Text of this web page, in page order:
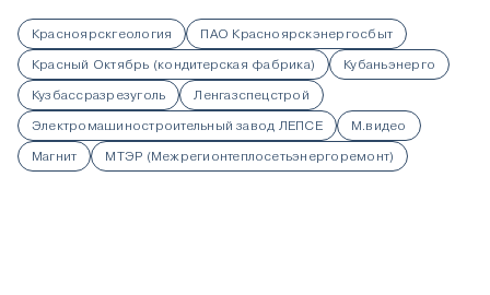
Красноярскгеология
ПАО Красноярскэнергосбыт
Красный Октябрь (кондитерская фабрика)
Кубаньэнерго
Кузбассразрезуголь
Ленгазспецстрой
Электромашиностроительный завод ЛЕПСЕ
М.видео
Магнит
МТЭР (Межрегионтеплосетьэнергоремонт)